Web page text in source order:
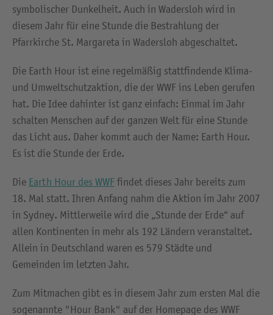
symbolischer Dunkelheit. Auch in Wadersloh wird in
diesem Jahr für eine Stunde die Bestrahlung der
Pfarrkirche St. Margareta in Wadersloh abgeschaltet.
Die Earth Hour ist eine regelmäßig stattfindende Klima-
und Umweltschutzaktion, die der WWF ins Leben gerufen
hat. Die Idee dahinter ist ganz einfach: Einmal im Jahr
schalten Menschen auf der ganzen Welt für eine Stunde
das Licht aus. Daher kommt auch der Name: Earth Hour.
Es ist die Stunde der Erde.
Die Earth Hour des WWF findet dieses Jahr bereits zum
18. Mal statt. Ihren Anfang nahm die Aktion im Jahr 2007
in Sydney. Mittlerweile wird die „Stunde der Erde“ auf
allen Kontinenten in mehr als 192 Ländern veranstaltet.
Allein in Deutschland waren es 579 Städte und
Gemeinden im letzten Jahr.
Zum Mitmachen gibt es in diesem Jahr zum ersten Mal die
sogenannte "Hour Bank" auf der Homepage des WWF